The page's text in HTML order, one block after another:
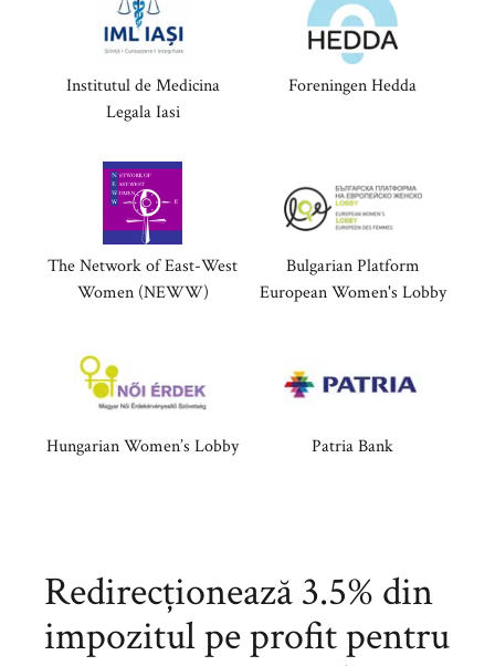
Institutul de Medicina
Legala Iasi
Foreningen Hedda
The Network of East-West
Women (NEWW)
Bulgarian Platform
European Women's Lobby
Hungarian Women’s Lobby Patria Bank
Redirecționează 3.5% din
impozitul pe profit pentru